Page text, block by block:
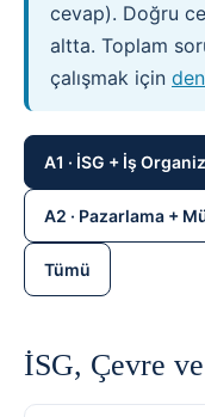
cevap). Doğru
altta. Toplam
çalışmak için
A1 · İSG + İş
A2 · Pazarlama +
Tümü
İSG, Çevre